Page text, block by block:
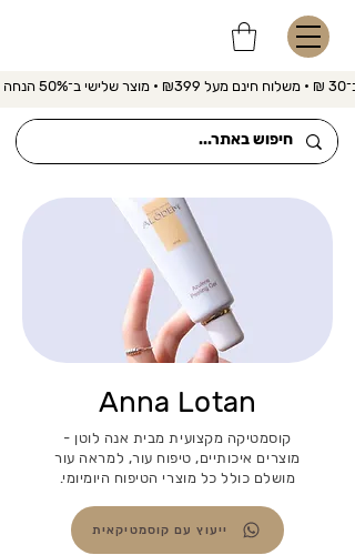
הנחה
Anna Lotan
קוסמטיקה מקצועית מבית אנה לוטן -
מוצרים איכותיים, טיפוח עור, למראה עור
מושלם כולל כל מוצרי הטיפוח היומיומי.
ייעוץ עם קוסמטיקאית